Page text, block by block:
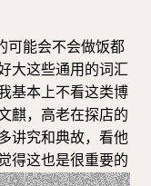
可能会不会做饭都
大这些通用的词汇
基本上不看这类博
麒，高老在探店的
讲究和典故，看他
得这也是很重要的